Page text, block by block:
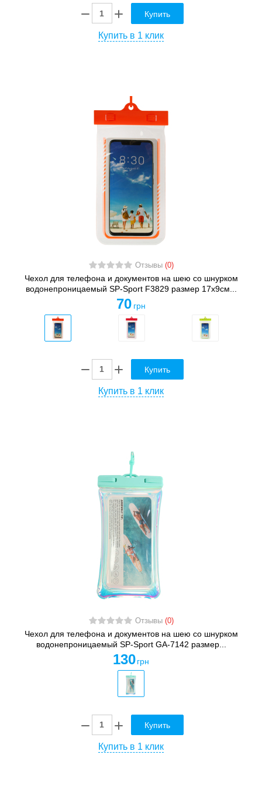
Купить
Купить в 1 клик
Отзывы (0)
Чехол для телефона и документов на шею со шнурком
водонепроницаемый SP-Sport F3829 размер 17x9см...
70 грн
Купить
Купить в 1 клик
Отзывы (0)
Чехол для телефона и документов на шею со шнурком
водонепроницаемый SP-Sport GA-7142 размер...
130 грн
Купить
Купить в 1 клик